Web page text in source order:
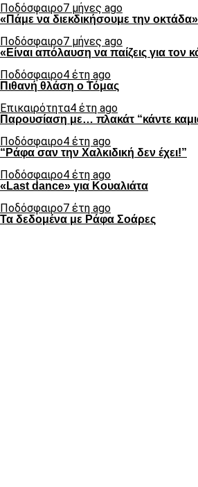
Ποδόσφαιρο7 μήνες ago
«Πάμε να διεκδικήσουμε την οκτάδα»
Ποδόσφαιρο7 μήνες ago
«Είναι απόλαυση να παίζεις για
Ποδόσφαιρο4 έτη ago
Πιθανή θλάση ο Τόμας
Επικαιρότητα4 έτη ago
Παρουσίαση με… πλακάτ “κάντε
Ποδόσφαιρο4 έτη ago
“Ράφα σαν την Χαλκιδική δεν έχει!”
Ποδόσφαιρο4 έτη ago
«Last dance» για Κουαλιάτα
Ποδόσφαιρο7 έτη ago
Τα δεδομένα με Ράφα Σοάρες